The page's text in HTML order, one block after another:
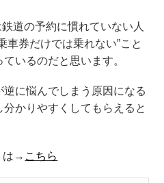
道の予約に慣れていない人
車券だけでは乗れない”こと
いるのだと思います。
に悩んでしまう原因になる
かりやすくしてもらえると
は→ こちら